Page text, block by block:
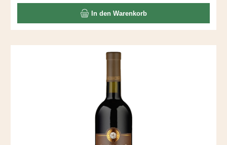
angebauten roten Rebsorten. Die über 100 Jahre alten
Rebstöcke dieses Weins stammen aus dem Oakley
Vineyard, der sich durch tiefe, sandige Böden auszeichnet,
In den Warenkorb